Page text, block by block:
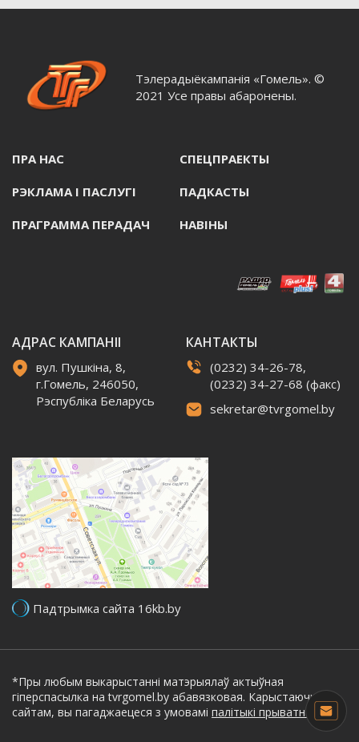
Тэлерадыёкампанія «Гомель». ©
2021 Усе правы абаронены.
ПРА НАС СПЕЦПРАЕКТЫ
РЭКЛАМА I ПАСЛУГI ПАДКАСТЫ
ПРАГРАММА ПЕРАДАЧ НАВIНЫ
АДРАС КАМПАНІІ
вул. Пушкіна, 8,
г.Гомель, 246050,
Рэспубліка Беларусь
КАНТАКТЫ
(0232) 34-26-78,
(0232) 34-27-68 (факс)
sekretar@tvrgomel.by
Падтрымка сайта 16kb.by
*Пры любым выкарыстанні матэрыялаў актыўная
гіперспасылка на tvrgomel.by абавязковая. Карыстаючыся
сайтам, вы пагаджаецеся з умовамі палітыкі прыватнасці.